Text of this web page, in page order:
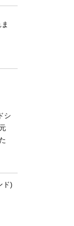
シ
ド)